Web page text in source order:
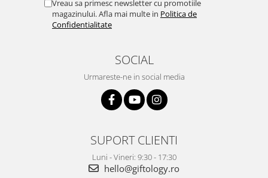
Vreau sa primesc newsletter cu promotiile
magazinului. Afla mai multe in Politica de
Confidentialitate
SOCIAL
Urmareste-ne in social media
SUPORT CLIENTI
Luni - Vineri: 9:30 - 17:30
hello@giftology.ro